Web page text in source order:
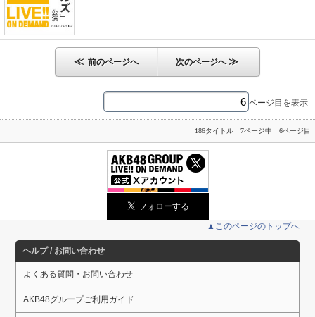
≪ 前のページへ 次のページへ≫
ページ目を表示
186タイトル 7ページ中 6ページ目
▲このページのトップへ
ヘルプ / お問い合わせ
よくある質問・お問い合わせ
AKB48グループご利用ガイド